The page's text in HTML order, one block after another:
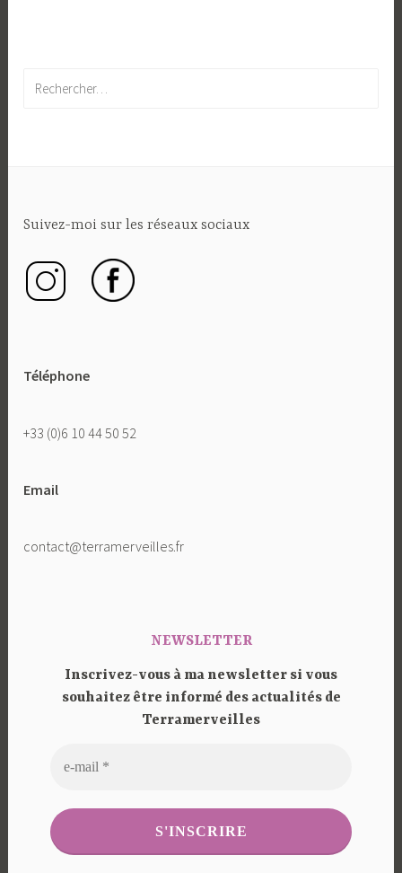
Suivez-moi sur les réseaux sociaux
Téléphone
+33 (0)6 10 44 50 52
Email
contact@terramerveilles.fr
NEWSLETTER
Inscrivez-vous à ma newsletter si vous
souhaitez être informé des actualités de
Terramerveilles